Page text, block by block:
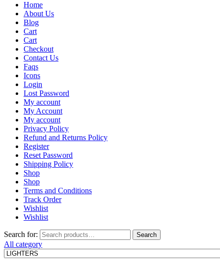
Home
About Us
Blog
Cart
Cart
Checkout
Contact Us
Faqs
Icons
Login
Lost Password
My account
My Account
My account
Privacy Policy
Refund and Returns Policy
Register
Reset Password
Shipping Policy
Shop
Shop
Terms and Conditions
Track Order
Wishlist
Wishlist
Search for: Search
All category